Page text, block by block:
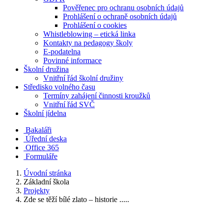
Pověřenec pro ochranu osobních údajů
Prohlášení o ochraně osobních údajů
Prohlášení o cookies
Whistleblowing – etická linka
Kontakty na pedagogy školy
E-podatelna
Povinné informace
Školní družina
Vnitřní řád školní družiny
Středisko volného času
Termíny zahájení činnosti kroužků
Vnitřní řád SVČ
Školní jídelna
Bakaláři
Úřední deska
Office 365
Formuláře
Úvodní stránka
Základní škola
Projekty
Zde se těží bílé zlato – historie .....